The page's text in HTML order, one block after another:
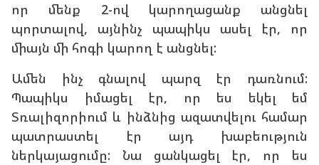
որ մենք 2-ով կարողացանք անցնել
պորտալով, այնինչ պապիկս ասել էր, որ
միայն մի հոգի կարող է անցնել:
Ամեն ինչ գնալով պարզ էր դառնում:
Պապիկս իմացել էր, որ ես եկել եմ
Տռալիզորիում և ինձնից ազատվելու համար
պատրաստել էր այդ խաբեություն
ներկայացումը: Նա ցանկացել էր, որ ես